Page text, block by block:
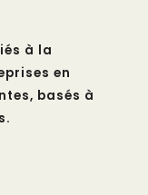
à la
en
basés à